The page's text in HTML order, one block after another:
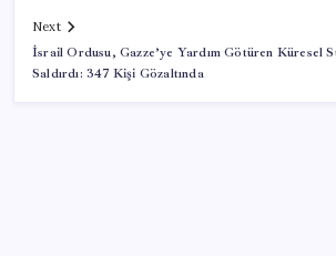
Next
İsrail Ordusu, Gazze’ye Yardım Götüren Küresel
Saldırdı: 347 Kişi Gözaltında